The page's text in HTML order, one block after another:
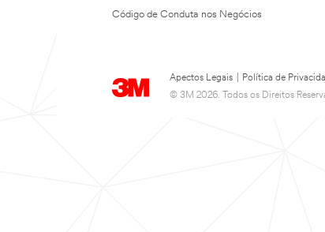
Código de Conduta nos Negócios
Apectos Legais Política de
© 3M 2026. Todos os Direitos